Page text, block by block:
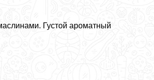
Густой ароматный